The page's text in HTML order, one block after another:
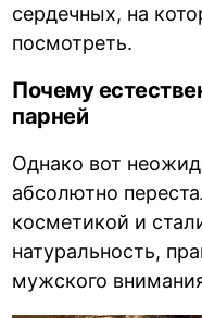
сердечных, на
посмотреть.
Почему
парней
Однако вот
абсолютно
косметикой и
натуральность,
мужского